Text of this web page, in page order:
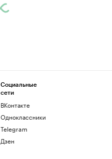
Социальные
сети
ВКонтакте
Одноклассники
Telegram
Дзен